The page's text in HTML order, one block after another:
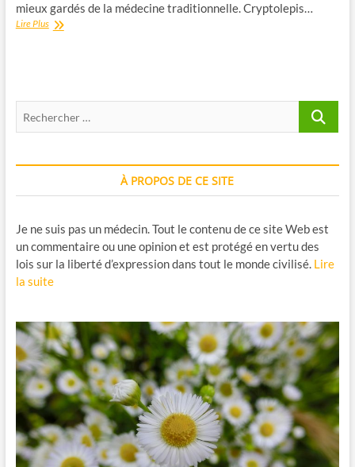
mieux gardés de la médecine traditionnelle. Cryptolepis…
Lire PlusCryptolepis
la
africaine
À PROPOS DE CE SITE
Je ne suis pas un médecin. Tout le contenu de ce site Web est
un commentaire ou une opinion et est protégé en vertu des
lois sur la liberté d’expression dans tout le monde civilisé. Lire
la suite